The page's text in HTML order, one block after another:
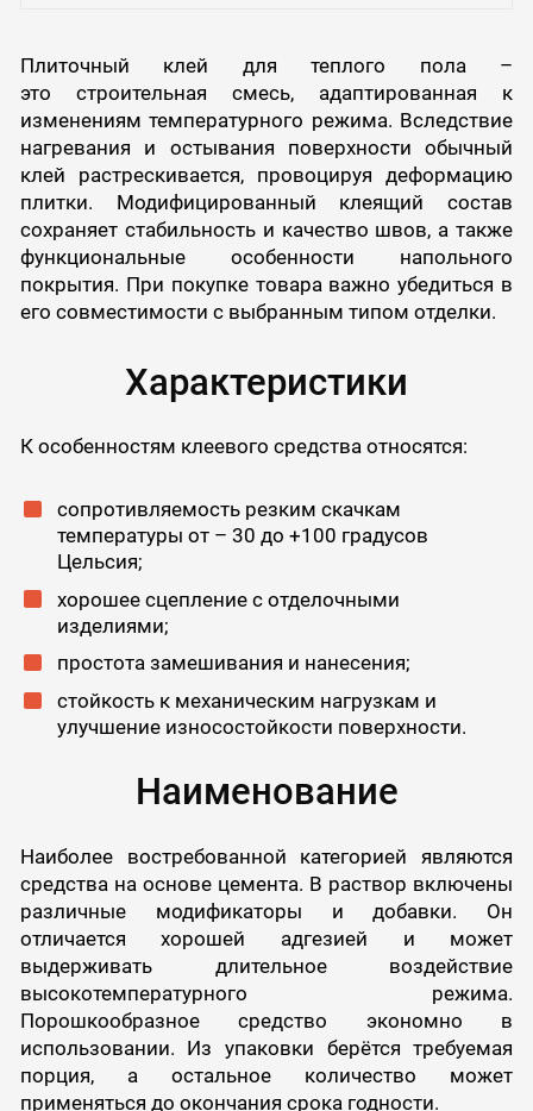
Плиточный клей для теплого пола –
это строительная смесь, адаптированная к
изменениям температурного режима. Вследствие
нагревания и остывания поверхности обычный
клей растрескивается, провоцируя деформацию
плитки. Модифицированный клеящий состав
сохраняет стабильность и качество швов, а также
функциональные особенности напольного
покрытия. При покупке товара важно убедиться в
его совместимости с выбранным типом отделки.
Характеристики
К особенностям клеевого средства относятся:
сопротивляемость резким скачкам
температуры от – 30 до +100 градусов
Цельсия;
хорошее сцепление с отделочными
изделиями;
простота замешивания и нанесения;
стойкость к механическим нагрузкам и
улучшение износостойкости поверхности.
Наименование
Наиболее востребованной категорией являются
средства на основе цемента. В раствор включены
различные модификаторы и добавки. Он
отличается хорошей адгезией и может
выдерживать длительное воздействие
высокотемпературного режима.
Порошкообразное средство экономно в
использовании. Из упаковки берётся требуемая
порция, а остальное количество может
применяться до окончания срока годности.